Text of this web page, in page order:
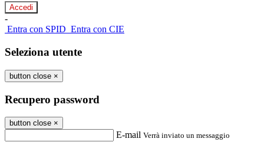
-
Entra con SPID Entra con CIE
Seleziona utente
button close ×
Recupero password
button close ×
E-mail Verrà inviato un messaggio